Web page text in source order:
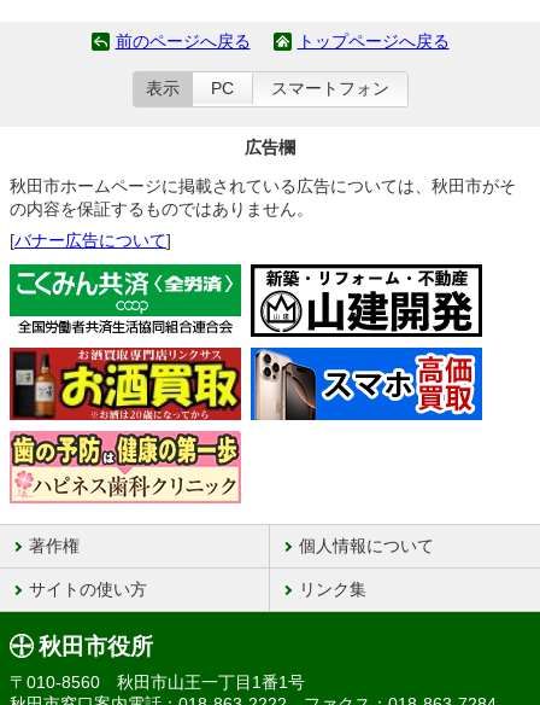
前のページへ戻る トップページへ戻る
表示 PC スマートフォン
広告欄
秋田市ホームページに掲載されている広告については、秋田市がそ
の内容を保証するものではありません。
[バナー広告について]
著作権 個人情報について
サイトの使い方 リンク集
秋田市役所
〒010-8560 秋田市山王一丁目1番1号